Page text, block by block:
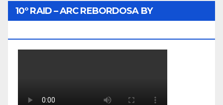
10º RAID – ARC REBORDOSA BY